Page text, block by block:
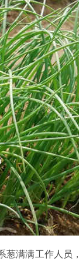
满满工作人员